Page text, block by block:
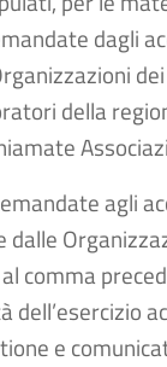
dagli
della
agli
dalle
comma
dell’esercizio
e